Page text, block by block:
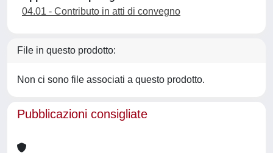
04.01 - Contributo in atti di convegno
File in questo prodotto:
Non ci sono file associati a questo prodotto.
Pubblicazioni consigliate